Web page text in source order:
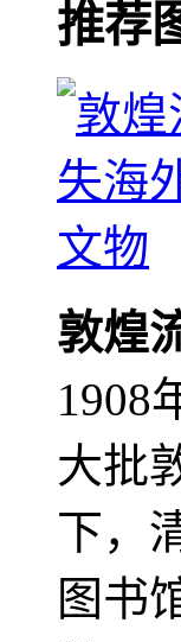
推荐
敦煌
1908
大批
下，
图书